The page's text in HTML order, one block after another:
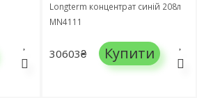
Longterm концентрат синій 208л
MN4111
30603₴ Купити